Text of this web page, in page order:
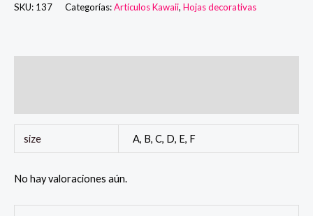
SKU: 137 Categorías:Artículos Kawaii, Hojas decorativas
size A, B, C, D, E, F
No hay valoraciones aún.